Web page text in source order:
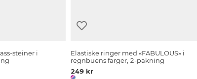
steiner i
Elastiske ringer med «FABULOUS» i
regnbuens farger, 2-pakning
249 kr